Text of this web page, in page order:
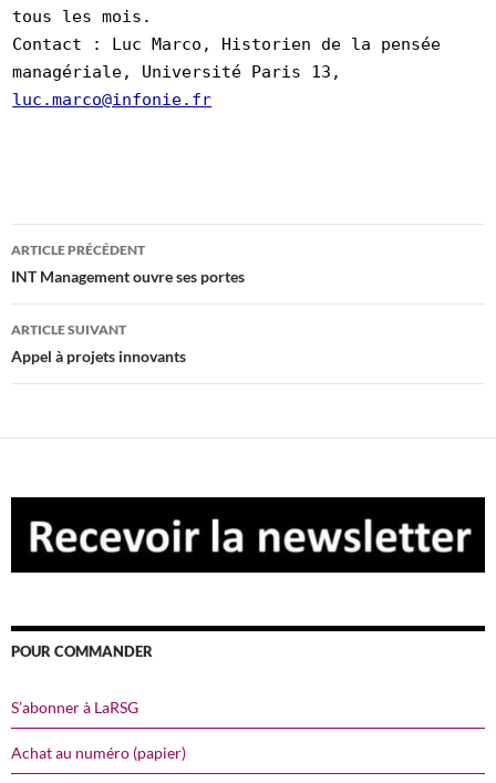
tous les mois.
Contact : Luc Marco, Historien de la pensée
managériale,
Université Paris 13 ,
luc.marco@infonie.fr
Navigation
des
articles
ARTICLE PRÉCÉDENT
INT Management ouvre ses portes
ARTICLE SUIVANT
Appel à projets innovants
POUR COMMANDER
S’abonner à LaRSG
Achat au numéro (papier)